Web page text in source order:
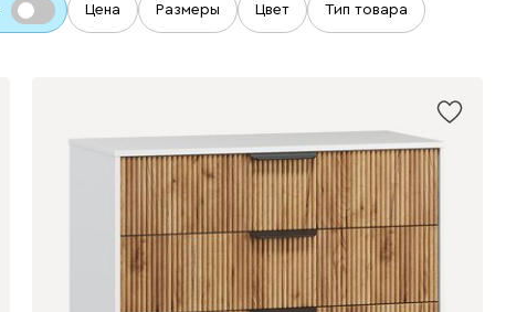
Цена Размеры Цвет Тип товара